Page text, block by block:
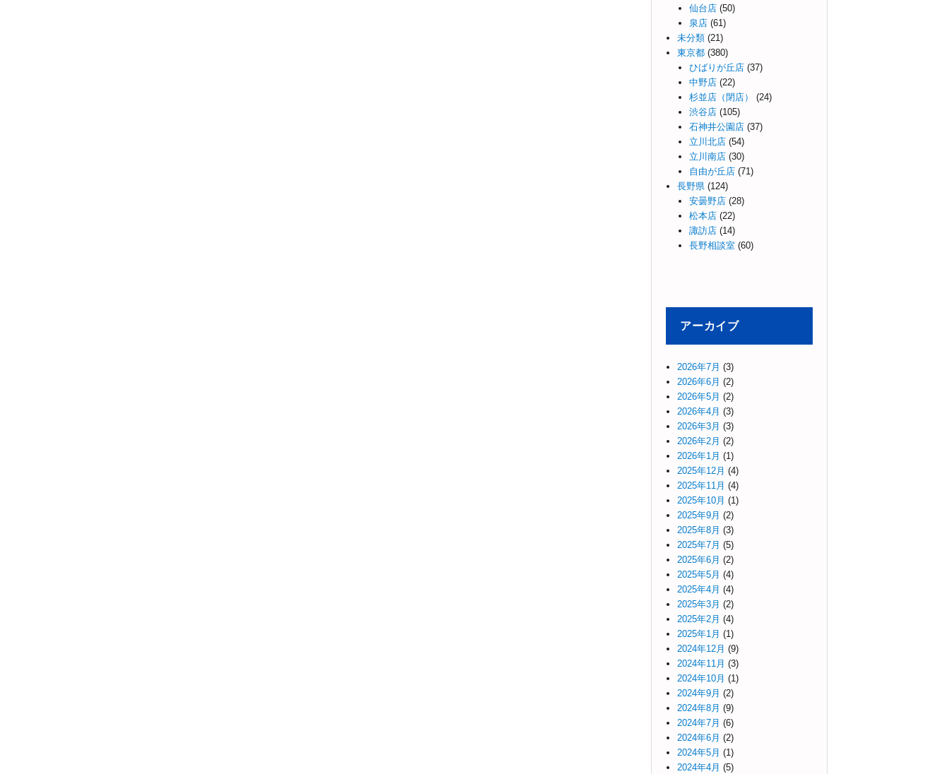
仙台店(50)
泉店(61)
未分類 (21)
東京都 (380)
ひばりが丘店(37)
中野店(22)
杉並店（閉店）
(24)
渋谷店(105)
石神井公園店(37)
立川北店(54)
立川南店(30)
自由が丘店(71)
長野県 (124)
安曇野店(28)
松本店(22)
諏訪店(14)
長野相談室(60)
アーカイブ
2026年7月 (3)
2026年6月 (2)
2026年5月 (2)
2026年4月 (3)
2026年3月 (3)
2026年2月 (2)
2026年1月 (1)
2025年12月 (4)
2025年11月 (4)
2025年10月 (1)
2025年9月 (2)
2025年8月 (3)
2025年7月 (5)
2025年6月 (2)
2025年5月 (4)
2025年4月 (4)
2025年3月 (2)
2025年2月 (4)
2025年1月 (1)
2024年12月 (9)
2024年11月 (3)
2024年10月 (1)
2024年9月 (2)
2024年8月 (9)
2024年7月 (6)
2024年6月 (2)
2024年5月 (1)
2024年4月 (5)